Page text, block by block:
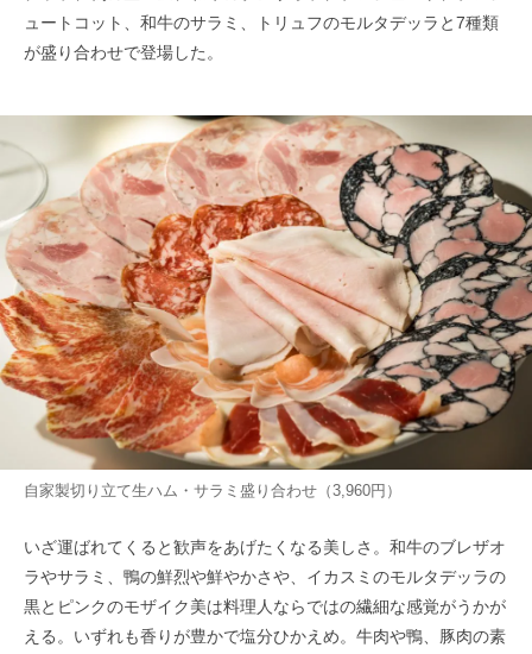
ュートコット、和牛のサラミ、トリュフのモルタデッラと7種類
が盛り合わせで登場した。
自家製切り立て生ハム・サラミ盛り合わせ（3,960円）
いざ運ばれてくると歓声をあげたくなる美しさ。和牛のブレザオ
ラやサラミ、鴨の鮮烈や鮮やかさや、イカスミのモルタデッラの
黒とピンクのモザイク美は料理人ならではの繊細な感覚がうかが
える。いずれも香りが豊かで塩分ひかえめ。牛肉や鴨、豚肉の素